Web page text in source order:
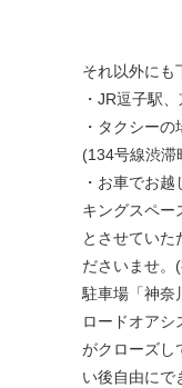
それ以外にも
・ JR逗子駅
・タクシー
(134号線渋滞
・お車でお越
キングスペー
とさせていた
ださいませ。
駐車場「神奈
ロードオアシ
がクローズし
い後自由にで